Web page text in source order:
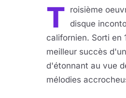
T roisième
disque
californien. Sorti en
meilleur succès
d'étonnant au vue
mélodies